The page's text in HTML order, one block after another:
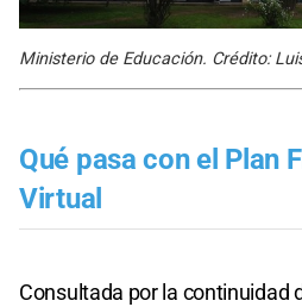
Ministerio de Educación. Crédito:
Qué pasa con el Plan
Virtual
Consultada por la continuidad